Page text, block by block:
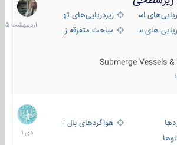
استراتژیکزیردریایی‌های تهاجمی
های سبک
مباحث متفرقه زیرسطحی
Submerge Vessels
1405
هواگردهای بال ثابت
12
دی
1401